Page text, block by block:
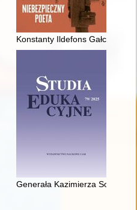
: "partyzanci" Moczara
Konstanty Ildefons Gałczyński
1, Generała Kazimierza